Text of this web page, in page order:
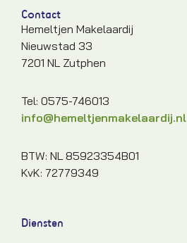
Contact
Hemeltjen Makelaardij
Nieuwstad 33
7201 NL Zutphen
Tel: 0575-746013
info@hemeltjenmakelaardij.nl
BTW: NL 85923354B01
KvK: 72779349
Diensten